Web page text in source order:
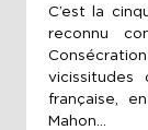
C’est la
reconnu
française,
Mahon...